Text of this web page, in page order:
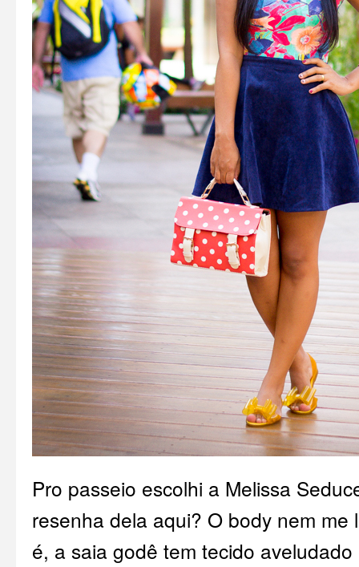
Pro passeio escolhi a Melissa
resenha dela aqui? O body nem me
é, a saia godê tem tecido